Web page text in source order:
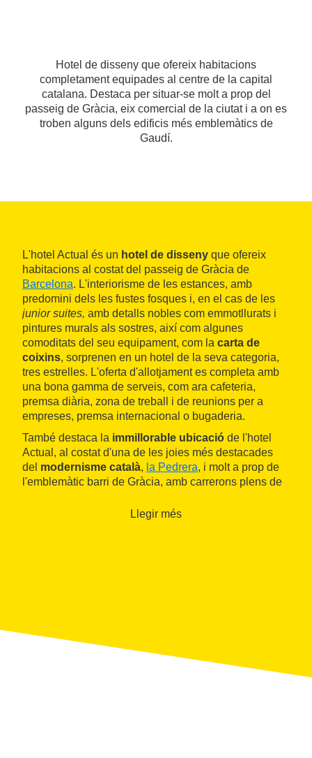
Hotel de disseny que ofereix habitacions
completament equipades al centre de la capital
catalana. Destaca per situar-se molt a prop del
passeig de Gràcia, eix comercial de la ciutat i a on es
troben alguns dels edificis més emblemàtics de
Gaudí.
L'hotel Actual és un hotel de disseny que ofereix
habitacions al costat del passeig de Gràcia de
Barcelona. L'interiorisme de les estances, amb
predomini dels les fustes fosques i, en el cas de les
junior suites, amb detalls nobles com emmotllurats i
pintures murals als sostres, així com algunes
comoditats del seu equipament, com la carta de
coixins, sorprenen en un hotel de la seva categoria,
tres estrelles. L'oferta d'allotjament es completa amb
una bona gamma de serveis, com ara cafeteria,
premsa diària, zona de treball i de reunions per a
empreses, premsa internacional o bugaderia.
També destaca la immillorable ubicació de l'hotel
Actual, al costat d'una de les joies més destacades
del modernisme català, la Pedrera, i molt a prop de
l'emblemàtic barri de Gràcia, amb carrerons plens de
Llegir més